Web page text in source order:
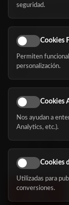
Buscador de
Eventos
Nosotros
Síguenos
seguridad.
Cookies
Permiten
personalización.
Cookies
Nos ayudan a
Analytics, etc.).
Cookies
Utilizadas para
conversiones.